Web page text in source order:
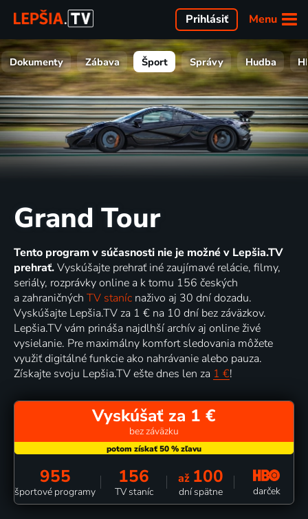
Menu
Prihlásiť
Dokumenty Zábava Šport Správy Hudba
Grand Tour
Tento program v súčasnosti nie je možné v Lepšia.TV
prehrať.Vyskúšajte prehrať iné zaujímavé relácie, filmy,
seriály, rozprávky online a k tomu 156 českých
a zahraničných TV staníc naživo aj 30 dní dozadu.
Vyskúšajte Lepšia.TV za 1 € na 10 dní bez záväzkov.
Lepšia.TV vám prináša najdlhší archív aj online živé
vysielanie. Pre maximálny komfort sledovania môžete
využiť digitálné funkcie ako nahrávanie alebo pauza.
Získajte svoju Lepšia.TV ešte dnes len za 1 €!
Vyskúšať za 1 €
bez záväzku
955
športové programy
156
TV staníc
až 100
dní spätne darček